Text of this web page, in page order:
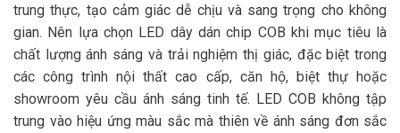
trung thực, tạo cảm giác dễ chịu và sang trọng cho không
gian. Nên lựa chọn LED dây dán chip COB khi mục tiêu là
chất lượng ánh sáng và trải nghiệm thị giác, đặc biệt trong
các công trình nội thất cao cấp, căn hộ, biệt thự hoặc
showroom yêu cầu ánh sáng tinh tế. LED COB không tập
trung vào hiệu ứng màu sắc mà thiên về ánh sáng đơn sắc